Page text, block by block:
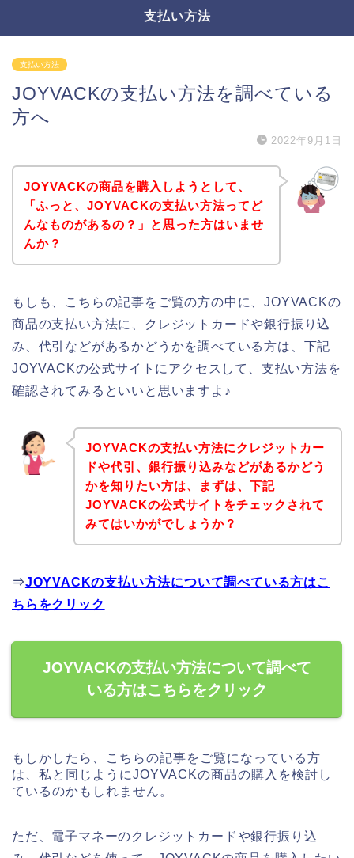
支払い方法
支払い方法
JOYVACKの支払い方法を調べている
方へ
2022年9月1日
JOYVACKの商品を購入しようとして、
「ふっと、JOYVACKの支払い方法ってど
んなものがあるの？」と思った方はいませ
んか？
もしも、こちらの記事をご覧の方の中に、JOYVACKの
商品の支払い方法に、クレジットカードや銀行振り込
み、代引などがあるかどうかを調べている方は、下記
JOYVACKの公式サイトにアクセスして、支払い方法を
確認されてみるといいと思いますよ♪
JOYVACKの支払い方法にクレジットカー
ドや代引、銀行振り込みなどがあるかどう
かを知りたい方は、まずは、下記
JOYVACKの公式サイトをチェックされて
みてはいかがでしょうか？
⇒JOYVACKの支払い方法について調べている方はこ
ちらをクリック
JOYVACKの支払い方法について調べて
いる方はこちらをクリック
もしかしたら、こちらの記事をご覧になっている方
は、私と同じようにJOYVACKの商品の購入を検討し
ているのかもしれません。
ただ、電子マネーのクレジットカードや銀行振り込